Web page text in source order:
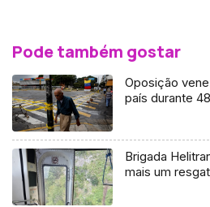
Pode também gostar
Oposição
país durante
Brigada
mais um